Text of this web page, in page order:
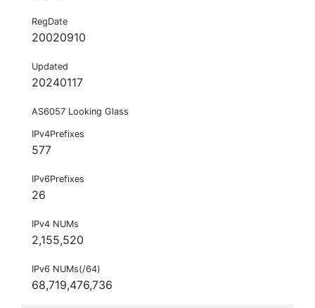
RegDate
20020910
Updated
20240117
AS6057 Looking Glass
IPv4Prefixes
577
IPv6Prefixes
26
IPv4 NUMs
2,155,520
IPv6 NUMs(/64)
68,719,476,736